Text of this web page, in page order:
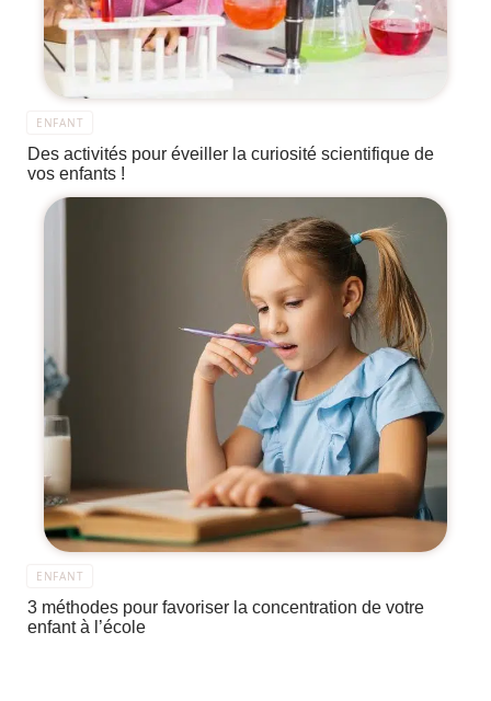
ENFANT
Des activités pour éveiller la curiosité scientifique de
vos enfants !
ENFANT
3 méthodes pour favoriser la concentration de votre
enfant à l’école